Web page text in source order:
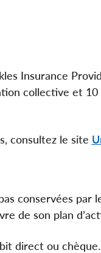
Insurance
collective et 10
consultez le site
conservées par
de son plan
direct ou chèque.